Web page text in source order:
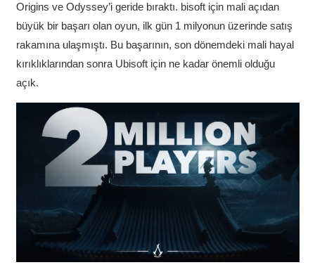
Origins ve Odyssey’i geride bıraktı. bisoft için mali açıdan
büyük bir başarı olan oyun, ilk gün 1 milyonun üzerinde satış
rakamına ulaşmıştı. Bu başarının, son dönemdeki mali hayal
kırıklıklarından sonra Ubisoft için ne kadar önemli olduğu
açık.